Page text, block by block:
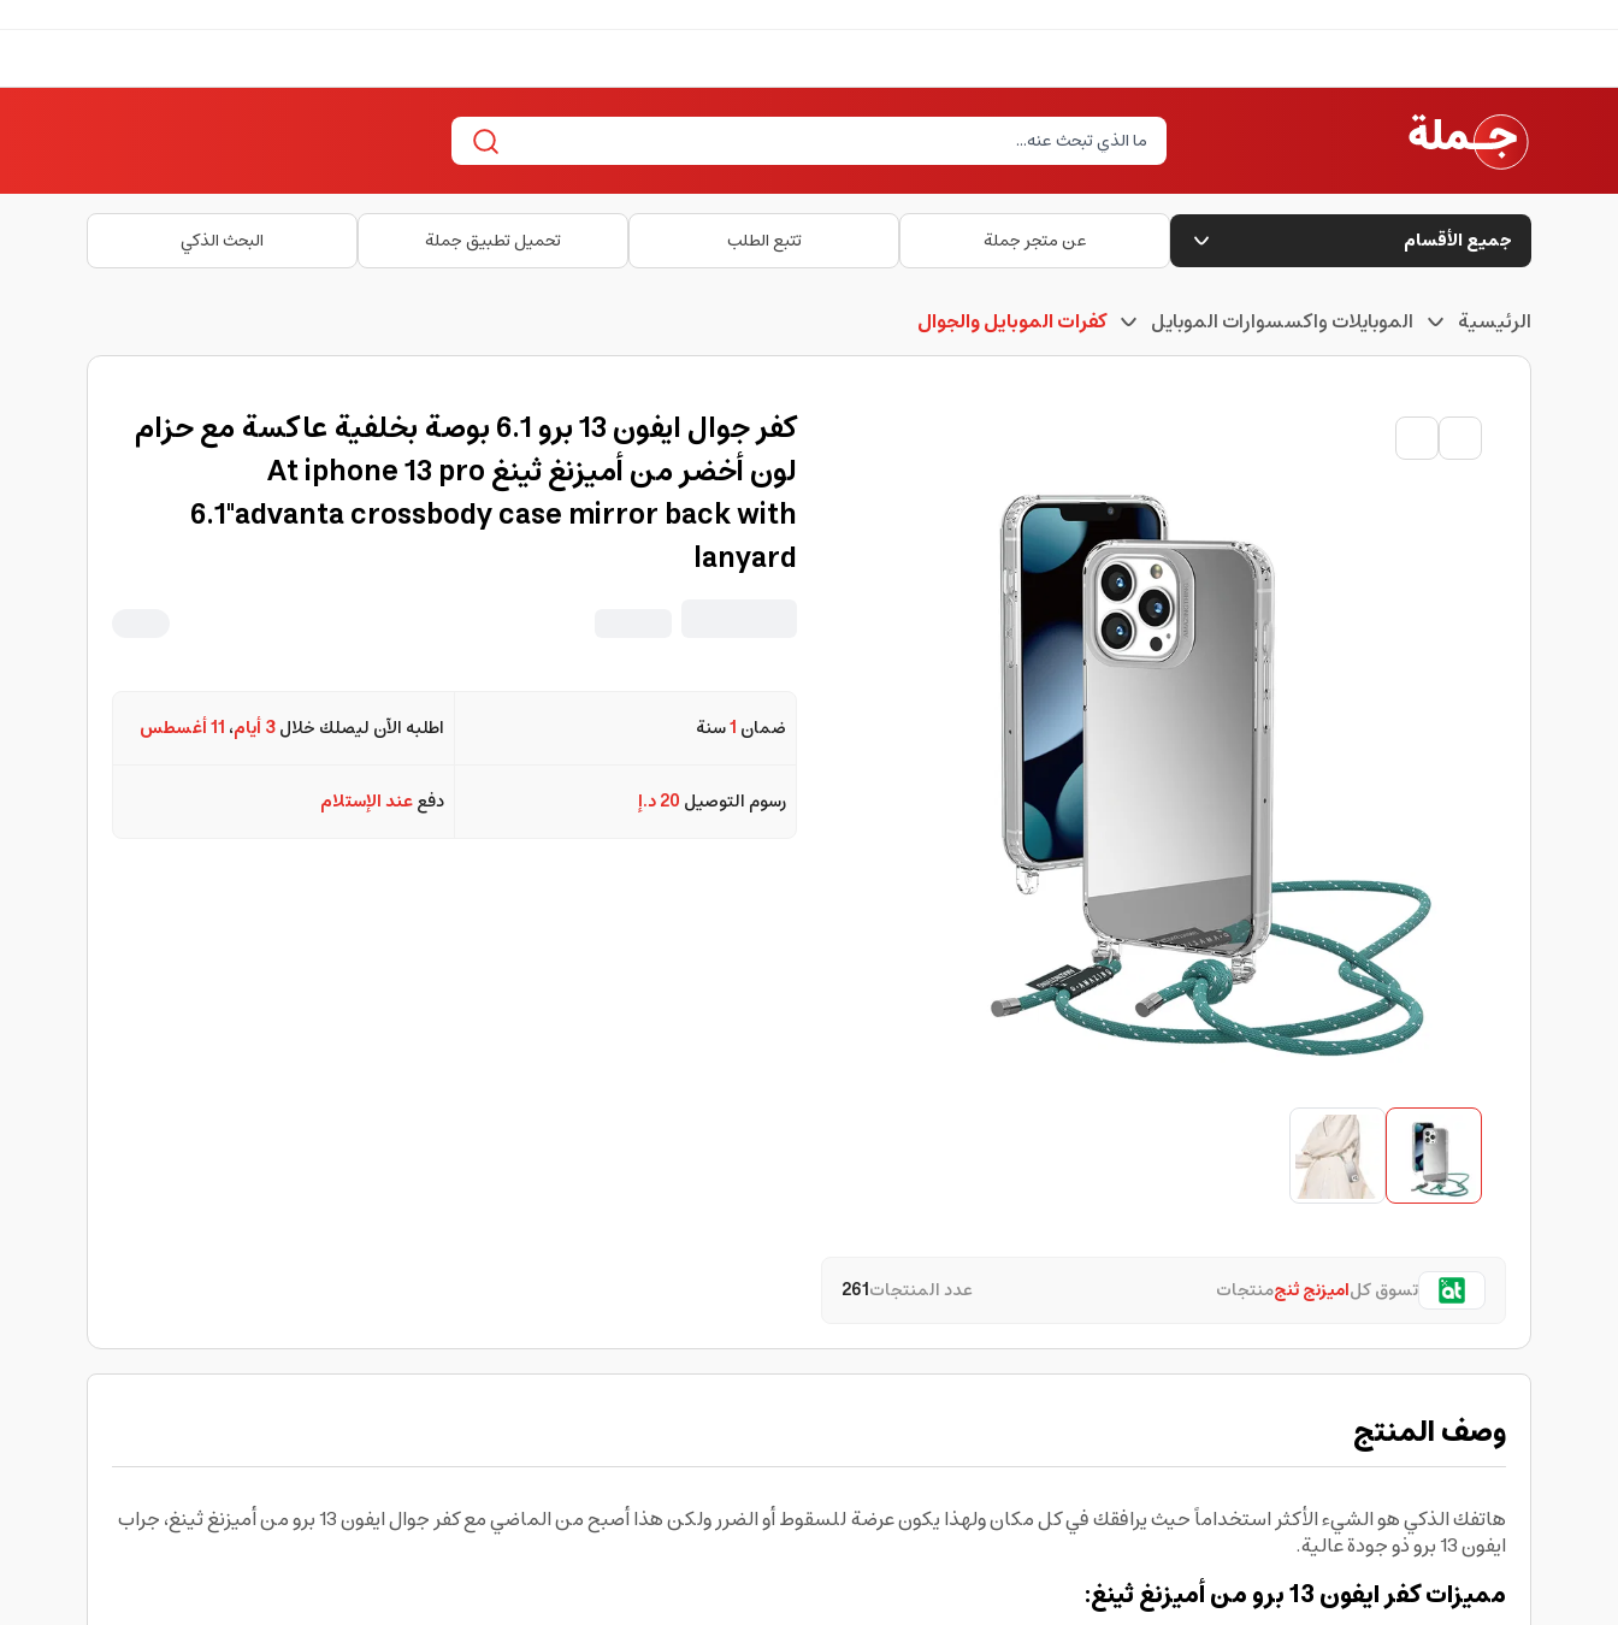
جميع الأقسام عن متجر جملة تتبع الطلب تحميل تطبيق جملة البحث الذكي
الرئيسية الموبايلات واكسسوارات الموبايل كفرات الموبايل والجوال
تسوق كلاميزنج ثنجمنتجات عدد المنتجات261
كفر جوال ايفون 13 برو 6.1 بوصة بخلفية عاكسة مع حزام
لون أخضر من أميزنغ ثينغ At iphone 13 pro
6.1"advanta crossbody case mirror back with
lanyard
ضمان 1سنة اطلبه الآن ليصلك خلال3 أيام ، 11 أغسطس
رسوم التوصيل 20 د.إ دفععند الإستلام
وصف المنتج
هاتفك الذكي هو الشيء الأكثر استخداماً حيث يرافقك في كل مكان ولهذا يكون عرضة للسقوط أو الضرر ولكن هذا أصبح من الماضي مع كفر جوال ايفون 13 برو من أميزنغ ثينغ، جراب
ايفون 13 برو ذو جودة عالية.
مميزات كفر ايفون 13 برو من أميزنغ ثينغ: